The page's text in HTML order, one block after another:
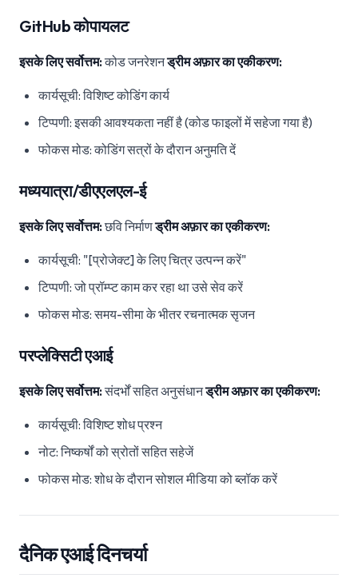
GitHub कोपायलट
इसके लिए सर्वोत्तम:कोड जनरेशनड्रीम अफ़ार का एकीकरण:
कार्यसूची: विशिष्ट कोडिंग कार्य
टिप्पणी: इसकी आवश्यकता नहीं है (कोड फाइलों में सहेजा गया है)
फोकस मोड: कोडिंग सत्रों के दौरान अनुमति दें
मध्ययात्रा/डीएएलएल-ई
इसके लिए सर्वोत्तम:छवि निर्माणड्रीम अफ़ार का एकीकरण:
कार्यसूची: "[प्रोजेक्ट] के लिए चित्र उत्पन्न करें"
टिप्पणी: जो प्रॉम्प्ट काम कर रहा था उसे सेव करें
फोकस मोड: समय-सीमा के भीतर रचनात्मक सृजन
परप्लेक्सिटी एआई
इसके लिए सर्वोत्तम:संदर्भों सहित अनुसंधानड्रीम अफ़ार का एकीकरण:
कार्यसूची: विशिष्ट शोध प्रश्न
नोट: निष्कर्षों को स्रोतों सहित सहेजें
फोकस मोड: शोध के दौरान सोशल मीडिया को ब्लॉक करें
दैनिक एआई दिनचर्या